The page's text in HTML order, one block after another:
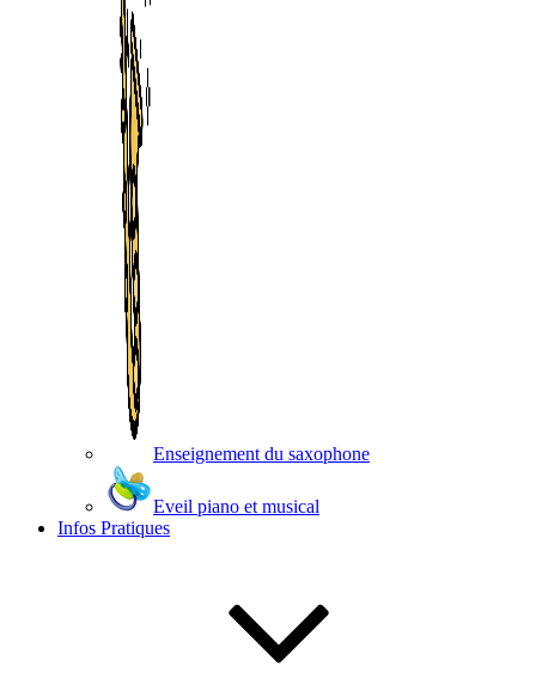
Enseignement du saxophone
Eveil piano et musical
Infos Pratiques